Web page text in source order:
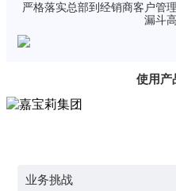
严格落实总部到经销商客户管
漏斗
使用产
业务挑战